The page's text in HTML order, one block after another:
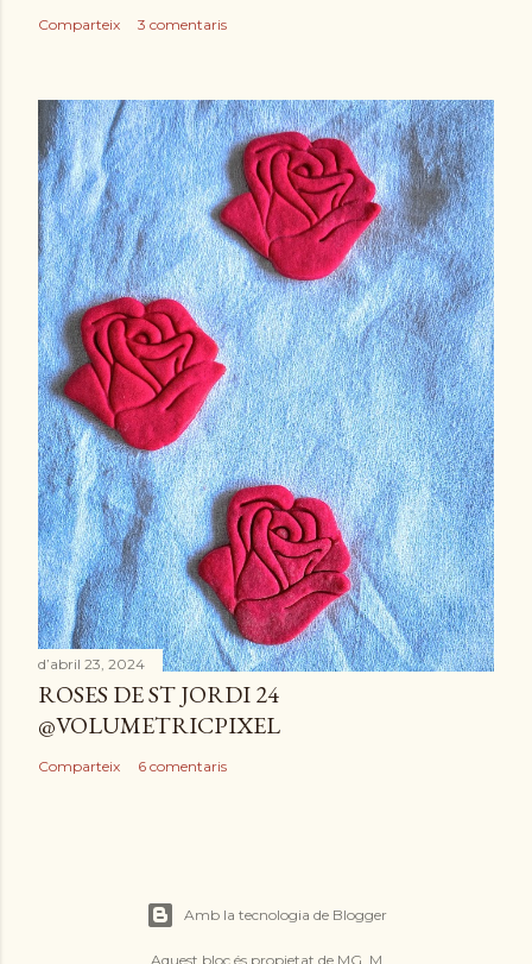
Comparteix 3 comentaris
d’abril 23, 2024
ROSES DE ST JORDI 24
@VOLUMETRICPIXEL
Comparteix 6 comentaris
Amb la tecnologia de Blogger
Aquest bloc és propietat de MG. M